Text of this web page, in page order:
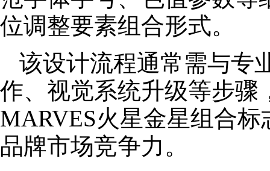
位调整要素组合形式。
该设计流程通常需与专
作、视觉系统升级等步
MARVES火星金星组合
品牌市场竞争力。